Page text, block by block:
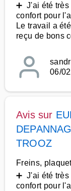
➕ J'ai été
confort pour
Le travail a
reçu de bons
06/
Avis sur
TROOZ
Freins,
➕ J'ai été
confort pour